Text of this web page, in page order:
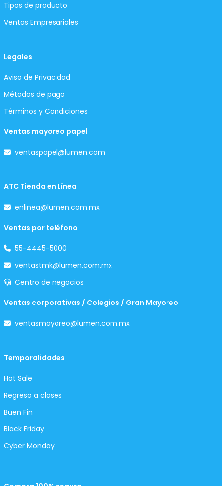
Tipos de producto
Ventas Empresariales
Legales
Aviso de Privacidad
Métodos de pago
Términos y Condiciones
Ventas mayoreo papel
ventaspapel@lumen.com
ATC Tienda en Línea
enlinea@lumen.com.mx
Ventas por teléfono
55-4445-5000
ventastmk@lumen.com.mx
Centro de negocios
Ventas corporativas / Colegios / Gran Mayoreo
ventasmayoreo@lumen.com.mx
Temporalidades
Hot Sale
Regreso a clases
Buen Fin
Black Friday
Cyber Monday